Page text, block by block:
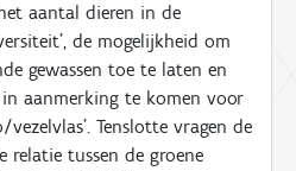
aantal dieren in de
de mogelijkheid om
gewassen toe te laten en
aanmerking te komen voor
vezelvlas'. Tenslotte vragen de
relatie tussen de groene